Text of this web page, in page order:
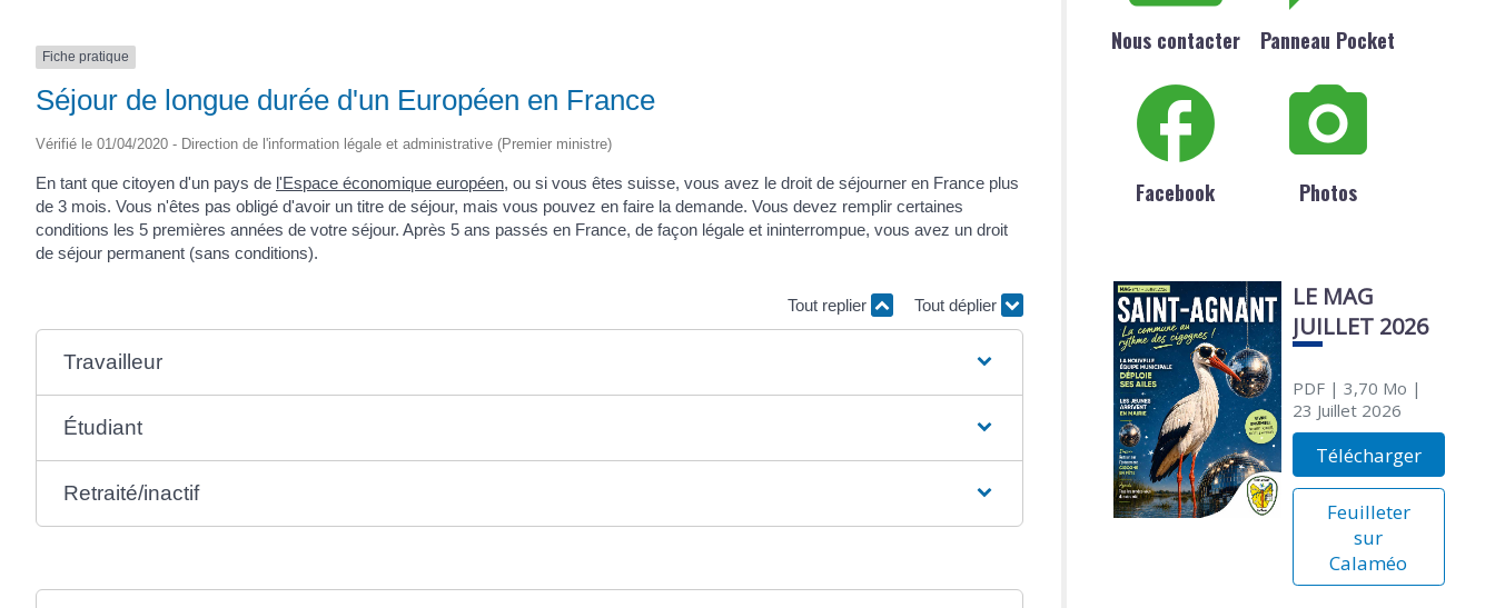
Fiche pratique
Séjour de longue durée d'un Européen en France
Vérifié le 01/04/2020 - Direction de l'information légale et administrative (Premier ministre)
En tant que citoyen d'un pays de l'Espace économique européen, ou si vous êtes suisse, vous avez le droit de séjourner en France plus
de 3 mois. Vous n'êtes pas obligé d'avoir un titre de séjour, mais vous pouvez en faire la demande. Vous devez remplir certaines
conditions les 5 premières années de votre séjour. Après 5 ans passés en France, de façon légale et ininterrompue, vous avez un droit
de séjour permanent (sans conditions).
Tout replier Tout déplier
Travailleur
Étudiant
Retraité/inactif
Nous contacter Panneau Pocket
Facebook Photos
LE MAG
JUILLET 2026
PDF| 3,70 Mo |
23 Juillet 2026
Télécharger
Feuilleter
sur
Calaméo